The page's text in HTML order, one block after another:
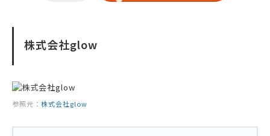
株式会社glow
参照元： 株式会社glow